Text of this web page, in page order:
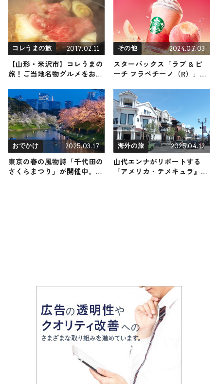
コレうまの旅 2017.02.11
【山形・米沢市】コレうまの
旅！ご当地名物グルメをお届
その他 2024.07.03
スターバックス「ラブ & ピ
ーチ フラペチーノ（R）」7
ーチ頬張る感覚に
おでかけ 2025.03.17
東京の春の風物詩「千代田の
さくらまつり」が開催中。幻
海外の旅 2025.04.12
山代エンナがリポートする
『アメリカ・テメキュラ』の